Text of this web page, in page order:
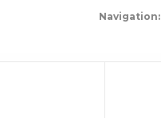
Navigation: